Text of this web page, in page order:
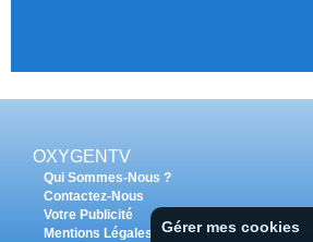
OXYGENTV
Qui Sommes-Nous ?
Contactez-Nous
Votre Publicité
Mentions Légales
Gérer mes cookies